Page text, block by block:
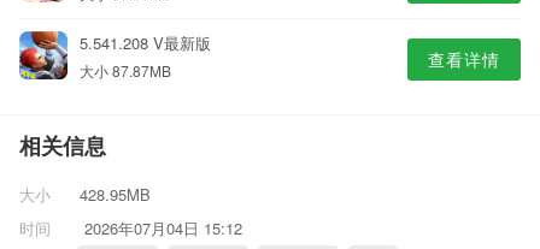
5.541.208 V最新版
大小 87.87MB 查看详情
相关信息
大小
428.95MB
时间
2026年07月04日 15:12